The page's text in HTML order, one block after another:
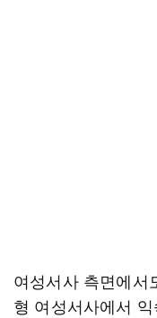
여성서사 측면에서
형 여성서사에서